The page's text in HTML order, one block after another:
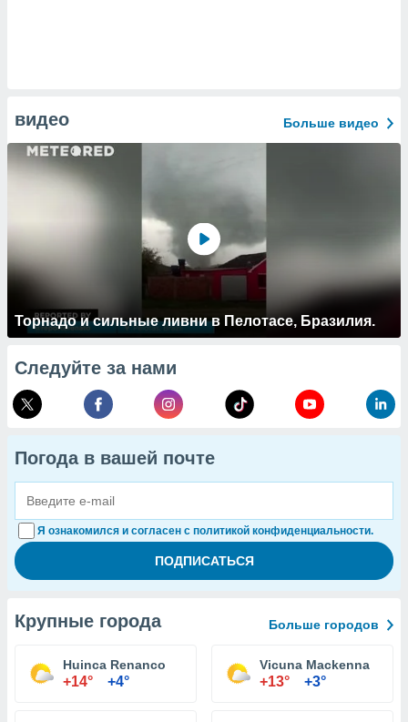
видео Больше видео
Торнадо и сильные ливни в Пелотасе, Бразилия.
Следуйте за нами
Погода в вашей почте
Я ознакомился и согласен с политикой конфиденциальности.
Крупные города Больше городов
Huinca Renanco
+14° +4°
Vicuna Mackenna
+13° +3°